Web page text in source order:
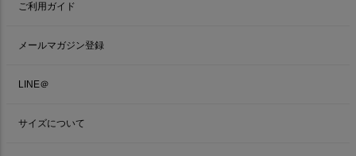
ご利用ガイド
メールマガジン登録
LINE＠
サイズについて